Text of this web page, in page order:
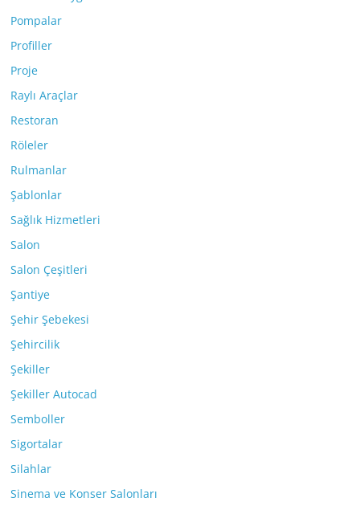
Pompalar
Profiller
Proje
Raylı Araçlar
Restoran
Röleler
Rulmanlar
Şablonlar
Sağlık Hizmetleri
Salon
Salon Çeşitleri
Şantiye
Şehir Şebekesi
Şehircilik
Şekiller
Şekiller Autocad
Semboller
Sigortalar
Silahlar
Sinema ve Konser Salonları